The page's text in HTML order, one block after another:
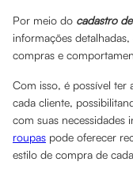
Por meio do cadastro
informações
compras e
Com isso, é possível ter
cada cliente,
com suas necessidades
roupas pode oferecer
estilo de compra de